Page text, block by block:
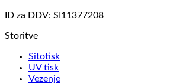
ID za DDV: SI11377208
Storitve
Sitotisk
UV tisk
Vezenje